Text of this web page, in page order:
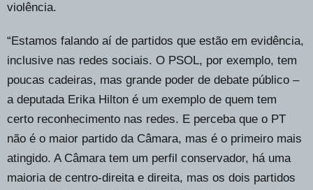
violência.
“Estamos falando aí de partidos que estão em evidência,
inclusive nas redes sociais. O PSOL, por exemplo, tem
poucas cadeiras, mas grande poder de debate público –
a deputada Erika Hilton é um exemplo de quem tem
certo reconhecimento nas redes. E perceba que o PT
não é o maior partido da Câmara, mas é o primeiro mais
atingido. A Câmara tem um perfil conservador, há uma
maioria de centro-direita e direita, mas os dois partidos